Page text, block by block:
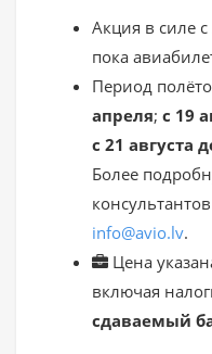
Акция в силе
пока
Период
апреля; с 19
с 21 августа
Более
info@avio.lv.
Цена
включая
сдаваемый